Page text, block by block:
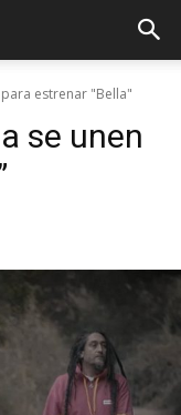
para estrenar "Bella"
se unen